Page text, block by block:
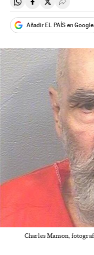
Compartir en Whatsapp
Compartir en
Compartir en
Añadir EL PAÍS en Google
Charles Manson,